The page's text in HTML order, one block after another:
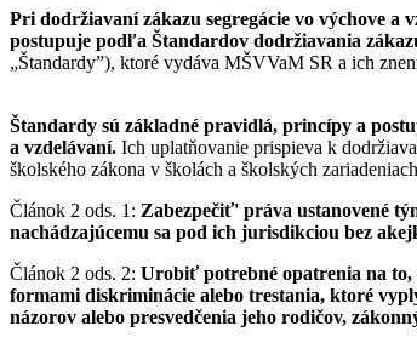
Pri dodržiavaní zákazu segregácie vo výchove a
postupuje podľa Štandardov dodržiavania
„Štandardy”), ktoré vydáva MŠVVaM SR a ich
Štandardy sú základné pravidlá, princípy a
a vzdelávaní. Ich uplatňovanie prispieva k
školského zákona v školách a školských
Článok 2 ods. 1: Zabezpečiť' práva ustanovené
nachádzajúcemu sa pod ich jurisdikciou bez
Článok 2 ods. 2: Urobiť potrebné opatrenia na
formami diskriminácie alebo trestania, ktoré
názorov alebo presvedčenia jeho rodičov,